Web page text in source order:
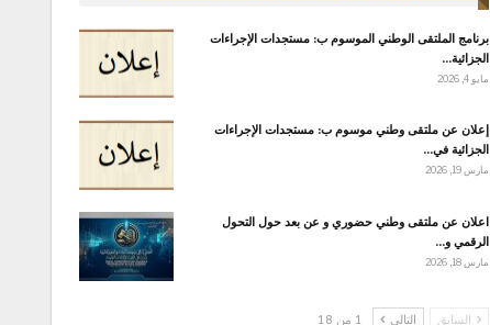
برنامج الملتقى الوطني الموسوم ب: مستجدات الإجراءات
الجزائية…
مايو 4, 2026
إعلان عن ملتقى وطني موسوم ب: مستجدات الإجراءات
الجزائية في…
مارس 19, 2026
اعلان عن ملتقى وطني حضوري و عن بعد حول التحول
الرقمي و…
مارس 18, 2026
السابق التالي 1 من 18